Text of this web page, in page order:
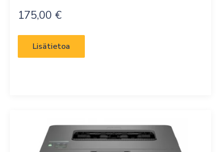
175,00 €
Lisätietoa